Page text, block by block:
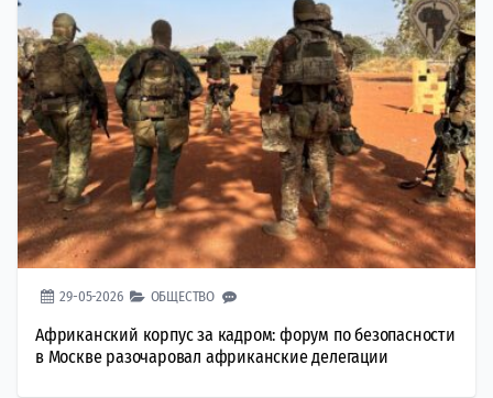
29-05-2026 ОБЩЕСТВО
Африканский корпус за кадром: форум по безопасности
в Москве разочаровал африканские делегации